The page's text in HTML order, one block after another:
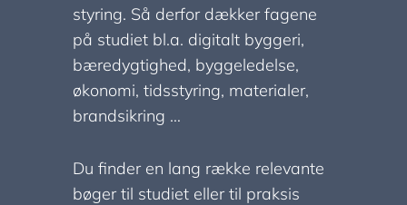
styring. Så derfor dækker fagene
på studiet bl.a. digitalt byggeri,
bæredygtighed, byggeledelse,
økonomi, tidsstyring, materialer,
brandsikring …
Du finder en lang række relevante
bøger til studiet eller til praksis